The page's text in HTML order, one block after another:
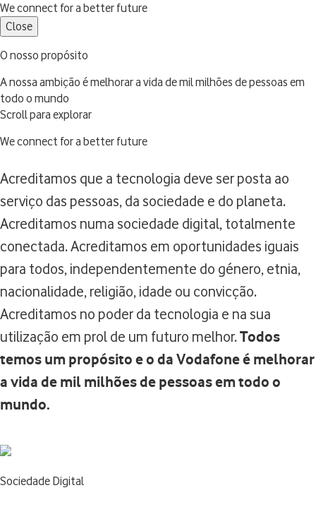
We connect for a better future
Close
O nosso propósito
A nossa ambição é melhorar a vida de mil milhões de pessoas em
todo o mundo
Scroll para explorar
We connect for a better future
Acreditamos que a tecnologia deve ser posta ao
serviço das pessoas, da sociedade e do planeta.
Acreditamos numa sociedade digital, totalmente
conectada. Acreditamos em oportunidades iguais
para todos, independentemente do género, etnia,
nacionalidade, religião, idade ou convicção.
Acreditamos no poder da tecnologia e na sua
utilização em prol de um futuro melhor.Todos
temos um propósito e o da Vodafone é melhorar
a vida de mil milhões de pessoas em todo o
mundo.
Sociedade Digital